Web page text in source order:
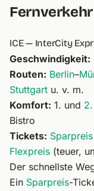
ICE — InterCity
Geschwindigkeit:
Routen: Berlin–
Stuttgart u. v. m.
Komfort: 1. und
Bistro
Tickets: Sparpreis
Flexpreis (teuer,
Der schnellste
Ein Sparpreis-